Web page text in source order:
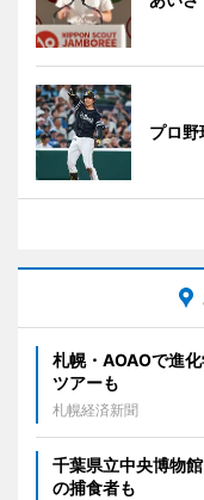
プロ
札幌・AOAOで進
ツアーも
札幌経済新聞
千葉県立中央博物
の捕食者も